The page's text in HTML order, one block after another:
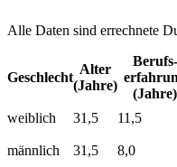
Alle Daten sind errechnete
Geschlecht
Alter
(Jahre)
Berufs­
(Jahre)
weiblich 31,5 11,5
männlich
31,5 8,0